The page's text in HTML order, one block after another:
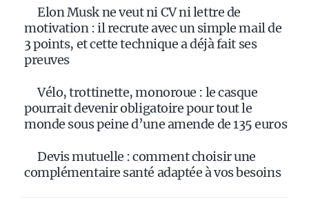
Elon Musk ne veut ni CV ni lettre de
motivation : il recrute avec un simple mail de
3 points, et cette technique a déjà fait ses
preuves
Vélo, trottinette, monoroue : le casque
pourrait devenir obligatoire pour tout le
monde sous peine d’une amende de 135 euros
Devis mutuelle : comment choisir une
complémentaire santé adaptée à vos besoins